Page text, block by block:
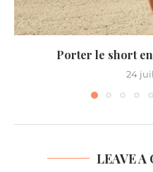
Porter le short
24
LEAVE